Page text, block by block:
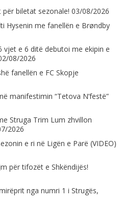
biletat sezonale! 03/08/2026
Hysenin me fanellën e Brøndby
vjet e 6 ditë debutoi me ekipin e
08/2026
fanellën e FC Skopje
manifestimin “Tetova N’festë”
Struga Trim Lum zhvillon
2026
e ri në Ligën e Parë (VIDEO)
për tifozët e Shkëndijës!
nga numri 1 i Strugës,